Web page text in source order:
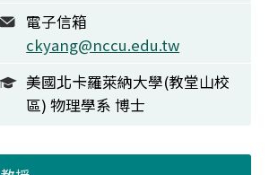
電子信箱
ckyang@nccu.edu.tw
美國北卡羅萊納大學(教堂山校
區) 物理學系 博士